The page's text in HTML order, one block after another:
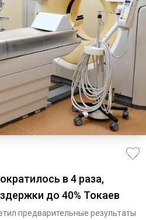
в 4 раза,
до 40% Токаев
предварительные результаты